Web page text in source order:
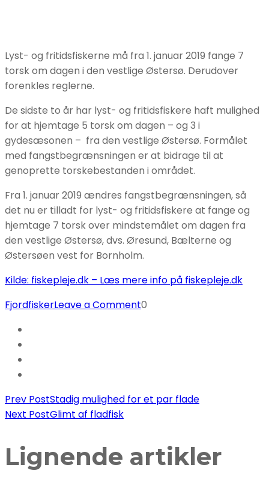
Lyst- og fritidsfiskerne må fra 1. januar 2019 fange 7
torsk om dagen i den vestlige Østersø. Derudover
forenkles reglerne.
De sidste to år har lyst- og fritidsfiskere haft mulighed
for at hjemtage 5 torsk om dagen – og 3 i
gydesæsonen – fra den vestlige Østersø. Formålet
med fangstbegrænsningen er at bidrage til at
genoprette torskebestanden i området.
Fra 1. januar 2019 ændres fangstbegrænsningen, så
det nu er tilladt for lyst- og fritidsfiskere at fange og
hjemtage 7 torsk over mindstemålet om dagen fra
den vestlige Østersø, dvs. Øresund, Bælterne og
Østersøen vest for Bornholm.
Kilde: fiskepleje.dk – Læs mere info på fiskepleje.dk
FjordfiskerLeave a Commenton
fange
dagen
i
0
Post
Prev PostStadig mulighed for et par flade
Next PostGlimt af fladfisk
Lignende artikler